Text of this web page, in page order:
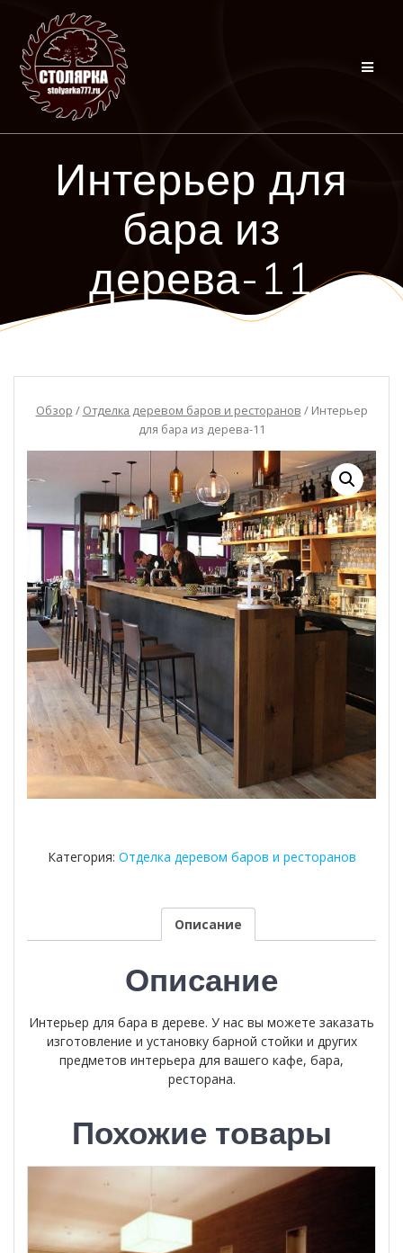
Интерьер для
бара из
дерева-11
Обзор / Отделка деревом баров и ресторанов / Интерьер
для бара из дерева-11
Категория: Отделка деревом баров и ресторанов
Описание
Описание
Интерьер для бара в дереве. У нас вы можете заказать
изготовление и установку барной стойки и других
предметов интерьера для вашего кафе, бара,
ресторана.
Похожие товары